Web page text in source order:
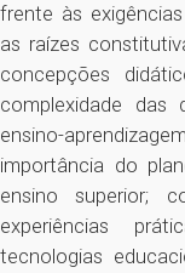
frente às
as raízes
concepções
complexidade das
ensino-
importância do
ensino superior;
experiências
tecnologias